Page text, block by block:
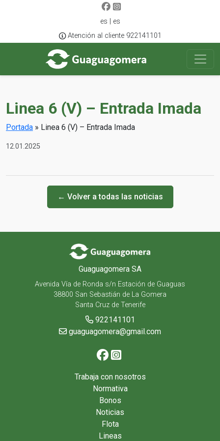
es | es
Atención al cliente 922141101
Linea 6 (V) – Entrada Imada
Portada » Linea 6 (V) – Entrada Imada
12.01.2025
← Volver a todas las noticias
Guaguagomera SA
Avenida Vía de Ronda s/n Estación de Guaguas
38800 San Sebastián de La Gomera
Santa Cruz de Tenerife
922141101
guaguagomera@gmail.com
Trabaja con nosotros
Normativa
Bonos
Noticias
Flota
Lineas